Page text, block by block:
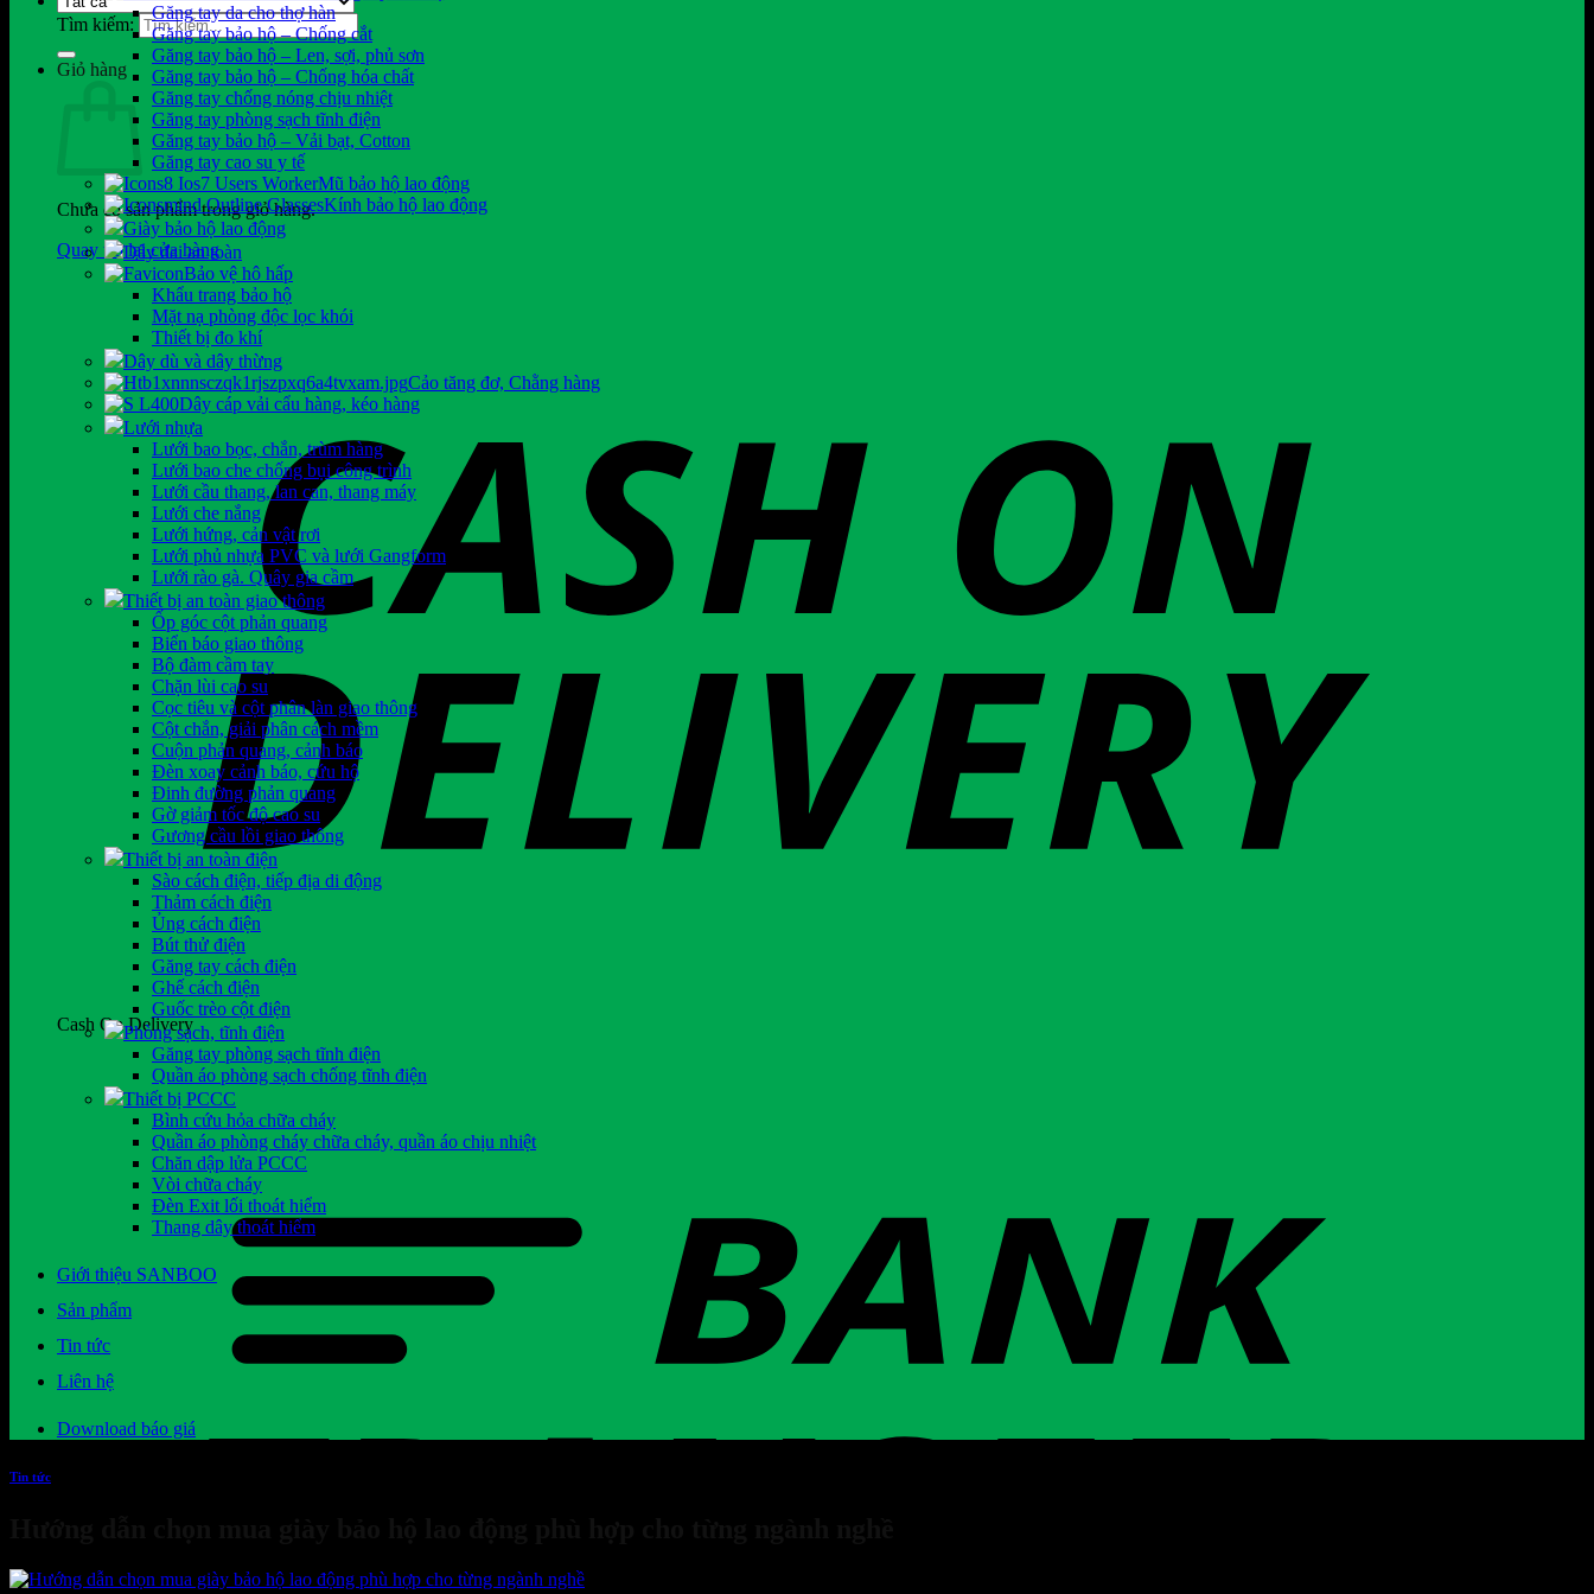
Tìm kiếm:
Giỏ hàng
Chưa có sản phẩm trong giỏ hàng.
Quay trở lại cửa hàng
Cash On Delivery
Găng tay da cho thợ hàn
Găng tay bảo hộ – Chống cắt
Găng tay bảo hộ – Len, sợi, phủ sơn
Găng tay bảo hộ – Chống hóa chất
Găng tay chống nóng chịu nhiệt
Găng tay phòng sạch tĩnh điện
Găng tay bảo hộ – Vải bạt, Cotton
Găng tay cao su y tế
Mũ bảo hộ lao động
Kính bảo hộ lao động
Giày bảo hộ lao động
Dây đai an toàn
Bảo vệ hô hấp
Khẩu trang bảo hộ
Mặt nạ phòng độc lọc khói
Thiết bị đo khí
Dây dù và dây thừng
Cảo tăng đơ, Chằng hàng
Dây cáp vải cẩu hàng, kéo hàng
Lưới nhựa
Lưới bao bọc, chắn, trùm hàng
Lưới bao che chống bụi công trình
Lưới cầu thang, lan can, thang máy
Lưới che nắng
Lưới hứng, cản vật rơi
Lưới phủ nhựa PVC và lưới Gangform
Lưới rào gà. Quây gia cầm
Thiết bị an toàn giao thông
Ốp góc cột phản quang
Biển báo giao thông
Bộ đàm cầm tay
Chặn lùi cao su
Cọc tiêu và cột phân làn giao thông
Cột chắn, giải phân cách mềm
Cuộn phản quang, cảnh báo
Đèn xoay cảnh báo, cứu hộ
Đinh đường phản quang
Gờ giảm tốc độ cao su
Gương cầu lồi giao thông
Thiết bị an toàn điện
Sào cách điện, tiếp địa di động
Thảm cách điện
Ủng cách điện
Bút thử điện
Găng tay cách điện
Ghế cách điện
Guốc trèo cột điện
Phòng sạch, tĩnh điện
Găng tay phòng sạch tĩnh điện
Quần áo phòng sạch chống tĩnh điện
Thiết bị PCCC
Bình cứu hỏa chữa cháy
Quần áo phòng cháy chữa cháy, quần áo chịu nhiệt
Chăn dập lửa PCCC
Vòi chữa cháy
Đèn Exit lối thoát hiểm
Thang dây thoát hiểm
Giới thiệu SANBOO
Sản phẩm
Tin tức
Liên hệ
Download báo giá
Tin tức